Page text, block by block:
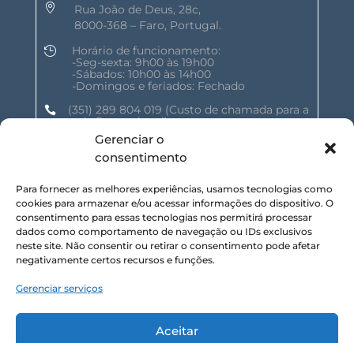
Gerenciar o
consentimento
Para fornecer as melhores experiências, usamos tecnologias como
cookies para armazenar e/ou acessar informações do dispositivo. O
consentimento para essas tecnologias nos permitirá processar
dados como comportamento de navegação ou IDs exclusivos
neste site. Não consentir ou retirar o consentimento pode afetar
negativamente certos recursos e funções.
Gerenciar serviços
Aceitar

Rua João de Deus, 28c,
8000-368 – Faro, Portugal.

Horário de funcionamento:
-Seg-sexta: 9h00 às 19h00
-Sábados: 10h00 às 14h00
-Domingos e feriados: Fechado
 (351) 289 804 019 (Custo de chamada para a
rede fixa nacional)
geral@shalomnature.com
SIGA-NOS NAS REDES SOCIAIS :
SUBSCREVA NOSSA NEWSLETTER :